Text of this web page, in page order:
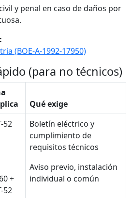
y penal en caso de daños por
(BOE-A-1992-17950)
(para no técnicos)
Qué exige
52
Boletín eléctrico y
cumplimiento de
requisitos técnicos
+
52
Aviso previo, instalación
individual o común